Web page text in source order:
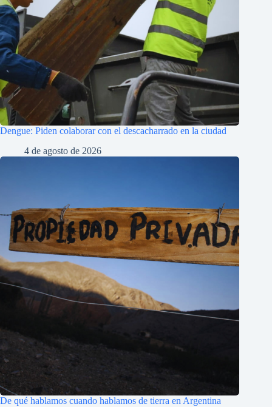
Dengue: Piden colaborar con el descacharrado en la ciudad
4 de agosto de 2026
De qué hablamos cuando hablamos de tierra en Argentina